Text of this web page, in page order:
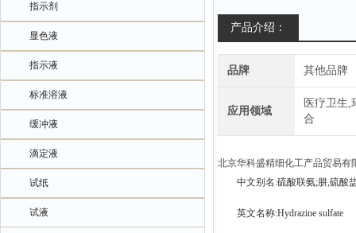
指示剂
显色液
指示液
标准溶液
缓冲液
滴定液
试纸
试液
产品介绍：
品牌 其他品牌
应用领域
医疗卫生,
合
北京华科盛精细化工产品贸易有
中文别名:硫酸联氨;肼,硫酸
英文名称:Hydrazine sulfate